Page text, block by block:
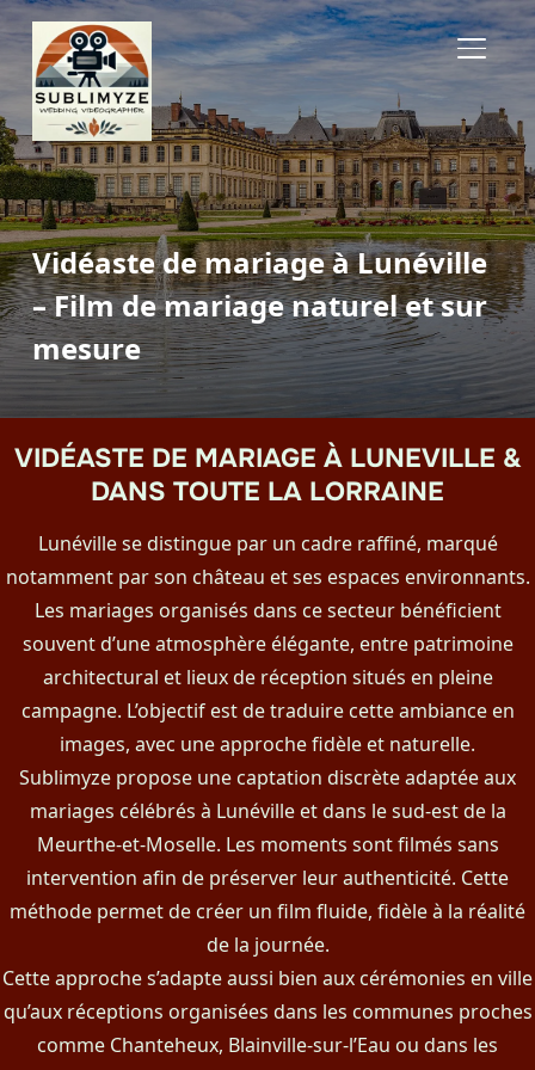
Vidéaste de mariage à Lunéville
– Film de mariage naturel et sur
mesure
VIDÉASTE DE MARIAGE À LUNEVILLE &
DANS TOUTE LA LORRAINE
Lunéville se distingue par un cadre raffiné, marqué
notamment par son château et ses espaces environnants.
Les mariages organisés dans ce secteur bénéficient
souvent d’une atmosphère élégante, entre patrimoine
architectural et lieux de réception situés en pleine
campagne. L’objectif est de traduire cette ambiance en
images, avec une approche fidèle et naturelle.
Sublimyze propose une captation discrète adaptée aux
mariages célébrés à Lunéville et dans le sud-est de la
Meurthe-et-Moselle. Les moments sont filmés sans
intervention afin de préserver leur authenticité. Cette
méthode permet de créer un film fluide, fidèle à la réalité
de la journée.
Cette approche s’adapte aussi bien aux cérémonies en ville
qu’aux réceptions organisées dans les communes proches
comme Chanteheux, Blainville-sur-l’Eau ou dans les